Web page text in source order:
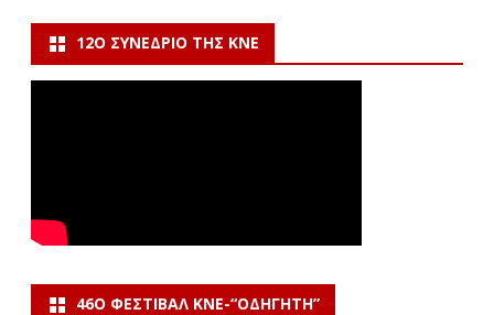
12Ο ΣΥΝΈΔΡΙΟ ΤΗΣ ΚΝΕ
46Ο ΦΕΣΤΙΒΆΛ ΚΝΕ-“ΟΔΗΓΗΤΗ”